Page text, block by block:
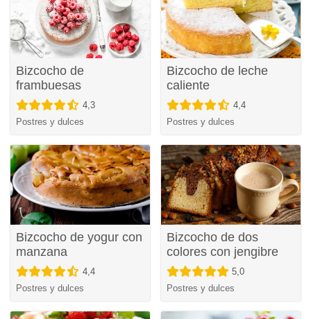
Bizcocho de
frambuesas
4,3
Postres y dulces
Bizcocho de leche
caliente
4,4
Postres y dulces
Bizcocho de yogur con
manzana
4,4
Postres y dulces
Bizcocho de dos
colores con jengibre
5,0
Postres y dulces